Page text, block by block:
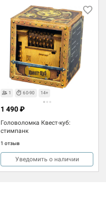
1 60-90 14+
Головоломка Квест-куб:
стимпанк
1 отзыв
1 490 ₽
Уведомить о наличии